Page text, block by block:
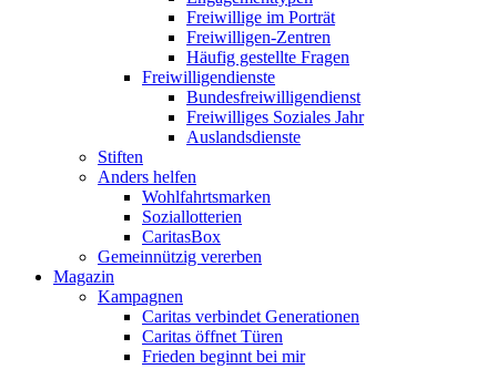
Freiwillige im Porträt
Freiwilligen-Zentren
Häufig gestellte Fragen
Freiwilligendienste
Bundesfreiwilligendienst
Freiwilliges Soziales Jahr
Auslandsdienste
Stiften
Anders helfen
Wohlfahrtsmarken
Soziallotterien
CaritasBox
Gemeinnützig vererben
Magazin
Kampagnen
Caritas verbindet Generationen
Caritas öffnet Türen
Frieden beginnt bei mir